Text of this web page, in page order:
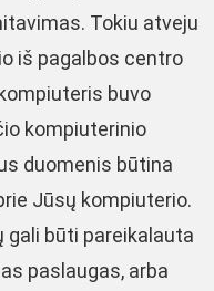
Tokiu atveju
iš pagalbos centro
buvo
kompiuterinio
duomenis būtina
Jūsų kompiuterio.
gali būti pareikalauta
paslaugas, arba